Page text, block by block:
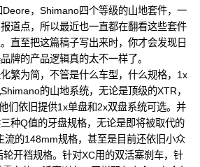
，Shimano四个等级的山地套件，一
道点，所以最近也一直都在翻看这些套件
直至把这篇稿子写出来时，你才会发现日
牌的产品逻辑真的太不一样了。
繁为简，不管是什么车型，什么规格，1x
的山地系统，无论是顶级的XTR，
们依旧提供1x单盘和2x双盘系统可选。并
种Q值的牙盘规格，无论是即将被取代的
流的148mm规格，甚至是目前还依旧小众
开裆规格。针对XC用的双活塞刹车，针